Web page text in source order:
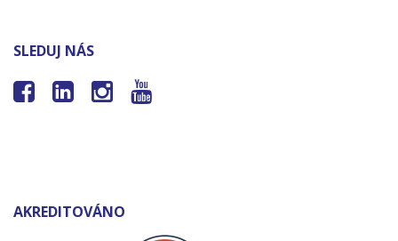
SLEDUJ NÁS
   
AKREDITOVÁNO